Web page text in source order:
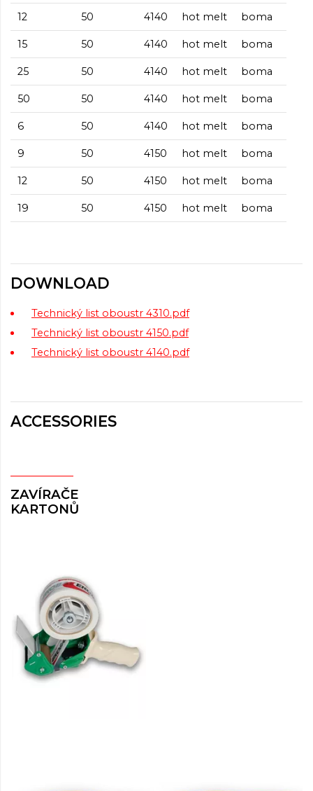
12 50 4140 hot melt boma
15 50 4140 hot melt boma
25 50 4140 hot melt boma
50 50 4140 hot melt boma
6 50 4140 hot melt boma
9 50 4150 hot melt boma
12 50 4150 hot melt boma
19 50 4150 hot melt boma
DOWNLOAD
Technický list oboustr 4310.pdf
Technický list oboustr 4150.pdf
Technický list oboustr 4140.pdf
ACCESSORIES
ZAVÍRAČE
KARTONŮ